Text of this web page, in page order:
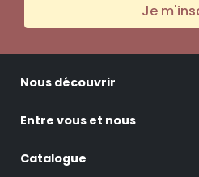
Je
Nous découvrir
Entre vous et nous
Catalogue